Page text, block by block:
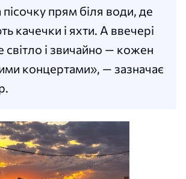
пісочку прям біля води, де
качечки і яхти. А ввечері
світло і звичайно — кожен
концертами», — зазначає